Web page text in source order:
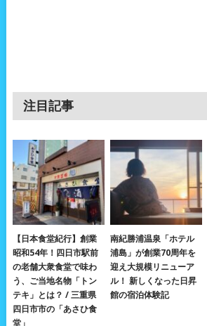
注目記事
【日本食堂紀行】創業
昭和54年！四日市駅前
の老舗大衆食堂で味わ
う、ご当地名物「トン
テキ」とは？ / 三重県
四日市市の「あさひ食
堂」
南紀勝浦温泉「ホテル
浦島」が創業70周年を
迎え大規模リニューア
ル！ 新しくなった日昇
館の宿泊体験記